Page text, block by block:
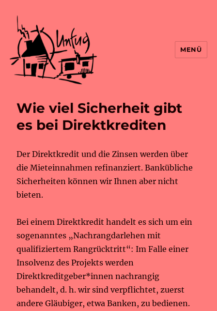
MENÜ
Wie viel Sicherheit gibt
es bei Direktkrediten
Der Direktkredit und die Zinsen werden über
die Mieteinnahmen refinanziert. Bankübliche
Sicherheiten können wir Ihnen aber nicht
bieten.
Bei einem Direktkredit handelt es sich um ein
sogenanntes „Nachrangdarlehen mit
qualifiziertem Rangrücktritt“: Im Falle einer
Insolvenz des Projekts werden
Direktkreditgeber*innen nachrangig
behandelt, d. h. wir sind verpflichtet, zuerst
andere Gläubiger, etwa Banken, zu bedienen.